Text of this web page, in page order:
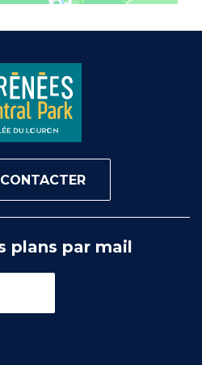
plans par mail